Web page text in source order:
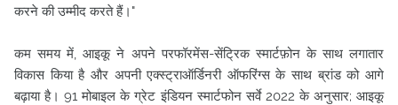
करने की उम्मीद करते हैं।"
कम समय में, आइकू ने अपने परफॉरमेंस-सेंट्रिक स्मार्टफ़ोन के साथ लगातार
विकास किया है और अपनी एक्स्ट्राऑर्डिनरी ऑफरिंग्स के साथ ब्रांड को आगे
बढ़ाया है। 91 मोबाइल के ग्रेट इंडियन स्मार्टफोन सर्वे 2022 के अनुसार; आइकू